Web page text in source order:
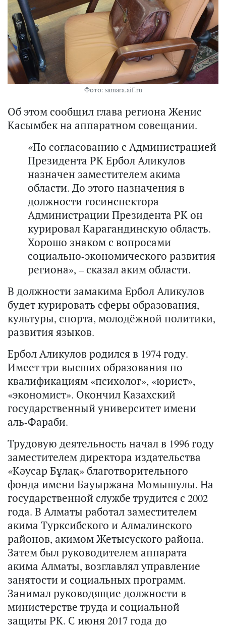
Фото: samara.aif.ru
Об этом сообщил глава региона Женис
Касымбек на аппаратном совещании.
«По согласованию с Администрацией
Президента РК Ербол Аликулов
назначен заместителем акима
области. До этого назначения в
должности госинспектора
Администрации Президента РК он
курировал Карагандинскую область.
Хорошо знаком с вопросами
социально-экономического развития
региона», – сказал аким области.
В должности замакима Ербол Аликулов
будет курировать сферы образования,
культуры, спорта, молодёжной политики,
развития языков.
Ербол Аликулов родился в 1974 году.
Имеет три высших образования по
квалификациям «психолог», «юрист»,
«экономист». Окончил Казахский
государственный университет имени
аль-Фараби.
Трудовую деятельность начал в 1996 году
заместителем директора издательства
«Кәусар Бұлақ» благотворительного
фонда имени Бауыржана Момышулы. На
государственной службе трудится с 2002
года. В Алматы работал заместителем
акима Турксибского и Алмалинского
районов, акимом Жетысуского района.
Затем был руководителем аппарата
акима Алматы, возглавлял управление
занятости и социальных программ.
Занимал руководящие должности в
министерстве труда и социальной
защиты РК. С июня 2017 года до